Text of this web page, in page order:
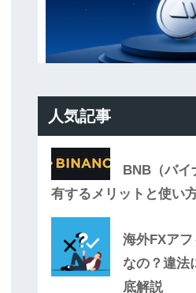
人気記事
BNB（バイ
有するメリットと使い
海外FXア
なの？違法
底解説